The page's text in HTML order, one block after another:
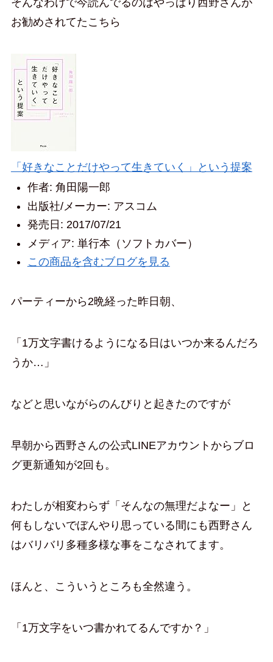
そんなわけで今読んでるのはやっぱり西野さんが
お勧めされてたこちら
「好きなことだけやって生きていく」という提案
作者: 角田陽一郎
出版社/メーカー: アスコム
発売日: 2017/07/21
メディア: 単行本（ソフトカバー）
この商品を含むブログを見る
パーティーから2晩経った昨日朝、
「1万文字書けるようになる日はいつか来るんだろ
うか…」
などと思いながらのんびりと起きたのですが
早朝から西野さんの公式LINEアカウントからブロ
グ更新通知が2回も。
わたしが相変わらず「そんなの無理だよなー」と
何もしないでぼんやり思っている間にも西野さん
はバリバリ多種多様な事をこなされてます。
ほんと、こういうところも全然違う。
「1万文字をいつ書かれてるんですか？」